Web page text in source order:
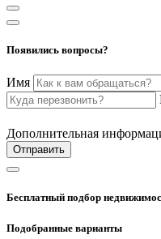
Появились вопросы?
Имя
Дополнительная
Отправить
Бесплатный подбор
Подобранные варианты